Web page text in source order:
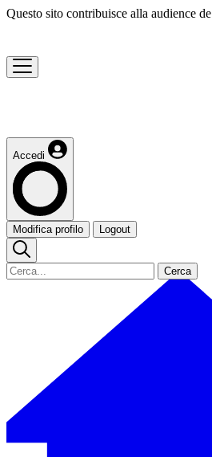
Questo sito contribuisce alla audience de
Accedi
Modifica profilo Logout
Cerca